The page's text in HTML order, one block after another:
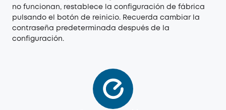
no funcionan, restablece la configuración de fábrica
pulsando el botón de reinicio. Recuerda cambiar la
contraseña predeterminada después de la
configuración.